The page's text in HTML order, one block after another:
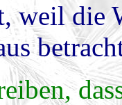
weil die